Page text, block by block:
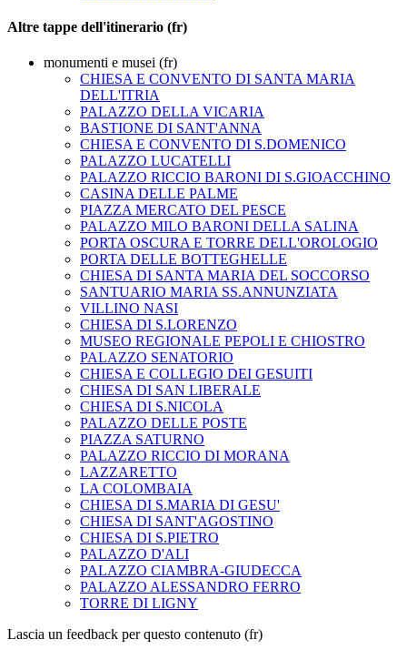
Altre tappe dell'itinerario (fr)
monumenti e musei (fr)
CHIESA E CONVENTO DI SANTA MARIA
DELL'ITRIA
PALAZZO DELLA VICARIA
BASTIONE DI SANT'ANNA
CHIESA E CONVENTO DI S.DOMENICO
PALAZZO LUCATELLI
PALAZZO RICCIO BARONI DI S.GIOACCHINO
CASINA DELLE PALME
PIAZZA MERCATO DEL PESCE
PALAZZO MILO BARONI DELLA SALINA
PORTA OSCURA E TORRE DELL'OROLOGIO
PORTA DELLE BOTTEGHELLE
CHIESA DI SANTA MARIA DEL SOCCORSO
SANTUARIO MARIA SS.ANNUNZIATA
VILLINO NASI
CHIESA DI S.LORENZO
MUSEO REGIONALE PEPOLI E CHIOSTRO
PALAZZO SENATORIO
CHIESA E COLLEGIO DEI GESUITI
CHIESA DI SAN LIBERALE
CHIESA DI S.NICOLA
PALAZZO DELLE POSTE
PIAZZA SATURNO
PALAZZO RICCIO DI MORANA
LAZZARETTO
LA COLOMBAIA
CHIESA DI S.MARIA DI GESU'
CHIESA DI SANT'AGOSTINO
CHIESA DI S.PIETRO
PALAZZO D'ALI
PALAZZO CIAMBRA-GIUDECCA
PALAZZO ALESSANDRO FERRO
TORRE DI LIGNY
Lascia un feedback per questo contenuto (fr)